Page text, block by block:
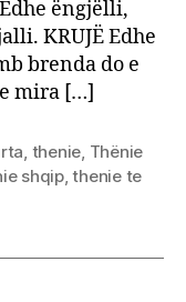
ëngjëlli,
KRUJË Edhe
brenda do e
mira […]
, thenie, Thënie
shqip,thenie te